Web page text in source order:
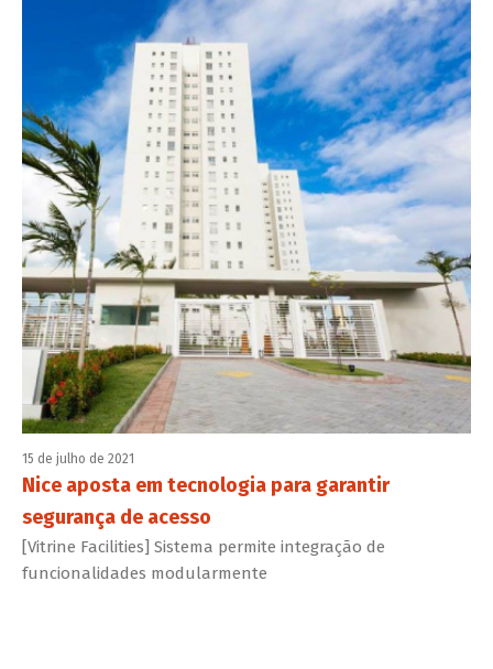
15 de julho de 2021
Nice aposta em tecnologia para garantir
segurança de acesso
[Vitrine Facilities] Sistema permite integração de
funcionalidades modularmente